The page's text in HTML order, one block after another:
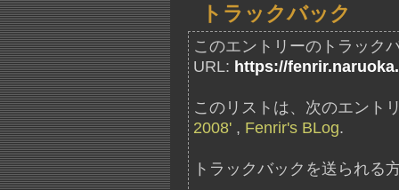
トラックバック
このエントリーのトラック
URL: https://
このリストは、次のエント
2008' , Fenrir's BLog.
トラックバックを送られる